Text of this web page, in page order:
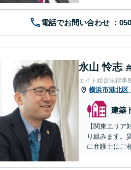
電話でお問い合わせ
永山 怜志
エイト総合法律事
横浜市港北区
建築
【関東エリ
り組みます。
に弁護士にご